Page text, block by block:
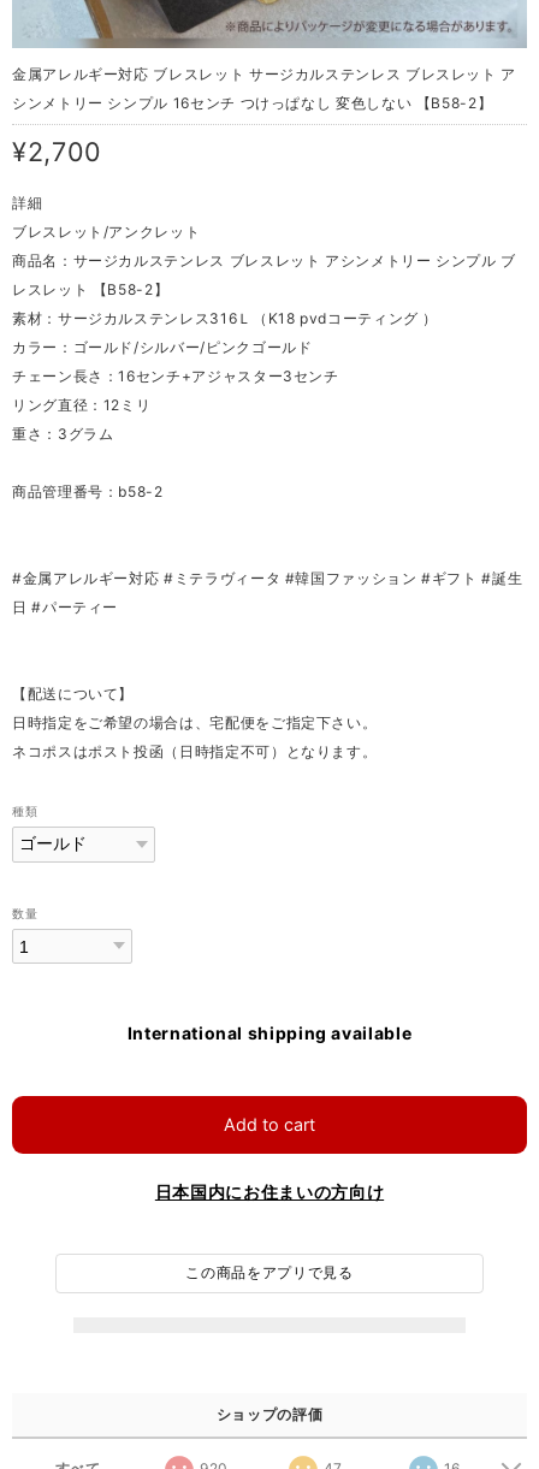
金属アレルギー対応 ブレスレット サージカルステンレス ブレスレット ア
シンメトリー シンプル 16センチ つけっぱなし 変色しない 【B58-2】
¥2,700
詳細
ブレスレット/アンクレット
商品名：サージカルステンレス ブレスレット アシンメトリー シンプル ブ
レスレット 【B58-2】
素材：サージカルステンレス316Ｌ（K18 pvdコーティング ）
カラー：ゴールド/シルバー/ピンクゴールド
チェーン長さ：16センチ+アジャスター3センチ
リング直径：12ミリ
重さ：3グラム
商品管理番号：b58-2
#金属アレルギー対応 #ミテラヴィータ #韓国ファッション #ギフト #誕生
日 #パーティー
【配送について】
日時指定をご希望の場合は、宅配便をご指定下さい。
ネコポスはポスト投函（日時指定不可）となります。
種類
数量
International shipping available
Add to cart
日本国内にお住まいの方向け
この商品をアプリで見る
ショップの評価